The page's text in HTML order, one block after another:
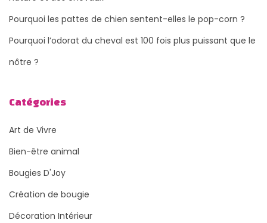
Pourquoi les pattes de chien sentent-elles le pop-corn ?
Pourquoi l’odorat du cheval est 100 fois plus puissant que le
nôtre ?
Catégories
Art de Vivre
Bien-être animal
Bougies D'Joy
Création de bougie
Décoration Intérieur